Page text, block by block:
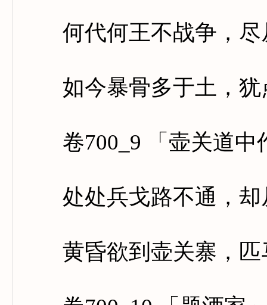
何代何王不战争，尽
如今暴骨多于土，犹
卷700_9 「壶关道中
处处兵戈路不通，却
黄昏欲到壶关寨，匹